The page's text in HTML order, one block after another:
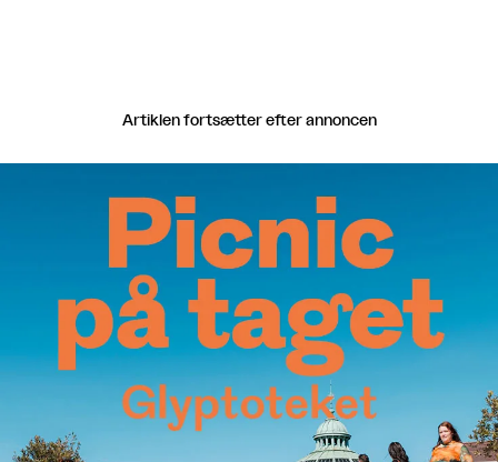
Artiklen fortsætter efter annoncen